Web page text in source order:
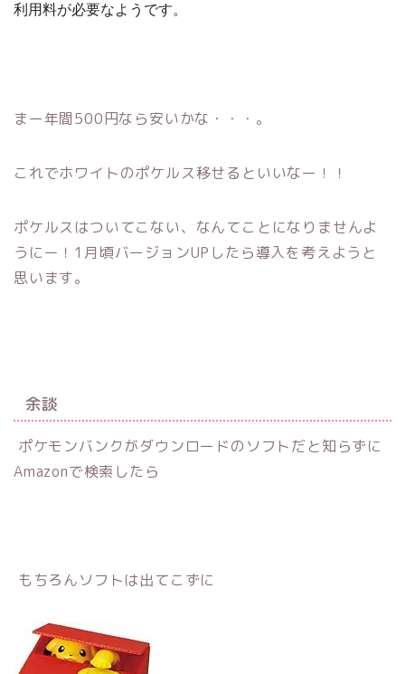
利用料が必要なようです。
まー年間500円なら安いかな・・・。
これでホワイトのポケルス移せるといいなー！！
ポケルスはついてこない、なんてことになりませんよ
うにー！1月頃バージョンUPしたら導入を考えようと
思います。
余談
ポケモンバンクがダウンロードのソフトだと知らずに
Amazonで検索したら
もちろんソフトは出てこずに